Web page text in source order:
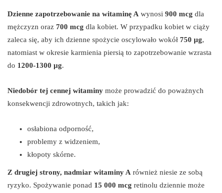
Dzienne zapotrzebowanie na witaminę A wynosi 900 mcg dla
mężczyzn oraz 700 mcg dla kobiet. W przypadku kobiet w ciąży
zaleca się, aby ich dzienne spożycie oscylowało wokół 750 µg,
natomiast w okresie karmienia piersią to zapotrzebowanie wzrasta
do 1200-1300 µg.
Niedobór tej cennej witaminy może prowadzić do poważnych
konsekwencji zdrowotnych, takich jak:
osłabiona odporność,
problemy z widzeniem,
kłopoty skórne.
Z drugiej strony, nadmiar witaminy A również niesie ze sobą
ryzyko. Spożywanie ponad 15 000 mcg retinolu dziennie może